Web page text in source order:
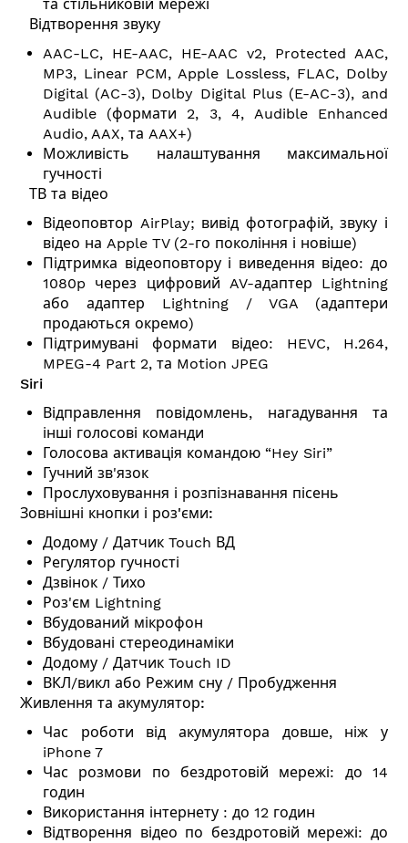
та стільниковій мережі
Відтворення звуку
AAC-LC, HE-AAC, HE-AAC v2, Protected AAC,
MP3, Linear PCM, Apple Lossless, FLAC, Dolby
Digital (AC-3), Dolby Digital Plus (E-AC-3), and
Audible (формати 2, 3, 4, Audible Enhanced
Audio, AAX, та AAX+)
Можливість налаштування максимальної
гучності
ТВ та відео
Відеоповтор AirPlay; вивід фотографій, звуку і
відео на Apple TV (2-го покоління і новіше)
Підтримка відеоповтору і виведення відео: до
1080p через цифровий AV-адаптер Lightning
або адаптер Lightning / VGA (адаптери
продаються окремо)
Підтримувані формати відео: HEVC, H.264,
MPEG-4 Part 2, та Motion JPEG
Siri
Відправлення повідомлень, нагадування та
інші голосові команди
Голосова активація командою “Hey Siri”
Гучний зв'язок
Прослуховування і розпізнавання пісень
Зовнішні кнопки і роз'єми:
Додому / Датчик Touch ВД
Регулятор гучності
Дзвінок / Тихо
Роз'єм Lightning
Вбудований мікрофон
Вбудовані стереодинаміки
Додому / Датчик Touch ID
ВКЛ/викл або Режим сну / Пробудження
Живлення та акумулятор:
Час роботи від акумулятора довше, ніж у
iPhone 7
Час розмови по бездротовій мережі: до 14
годин
Використання інтернету : до 12 годин
Відтворення відео по бездротовій мережі: до